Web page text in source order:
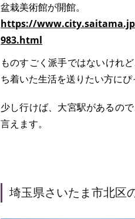
盆栽美術館が開館。
https://
983.html
ものすごく派手ではないけれ
ち着いた生活を送りたい方にぴ
少し行けば、大宮駅があるの
言えます。
埼玉県さいたま市北区